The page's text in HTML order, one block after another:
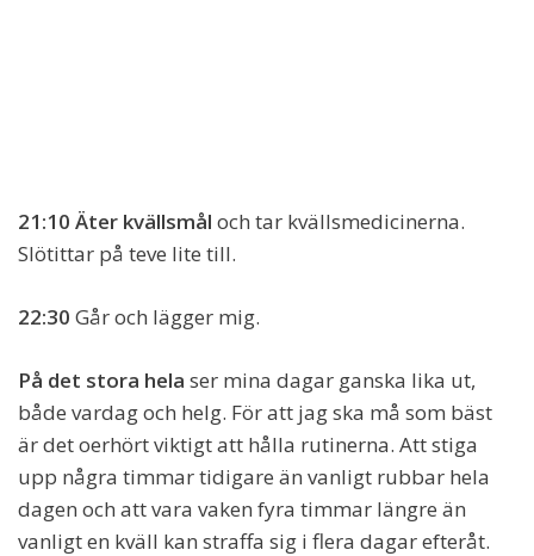
21:10 Äter kvällsmål och tar kvällsmedicinerna.
Slötittar på teve lite till.
22:30 Går och lägger mig.
På det stora hela ser mina dagar ganska lika ut,
både vardag och helg. För att jag ska må som bäst
är det oerhört viktigt att hålla rutinerna. Att stiga
upp några timmar tidigare än vanligt rubbar hela
dagen och att vara vaken fyra timmar längre än
vanligt en kväll kan straffa sig i flera dagar efteråt.